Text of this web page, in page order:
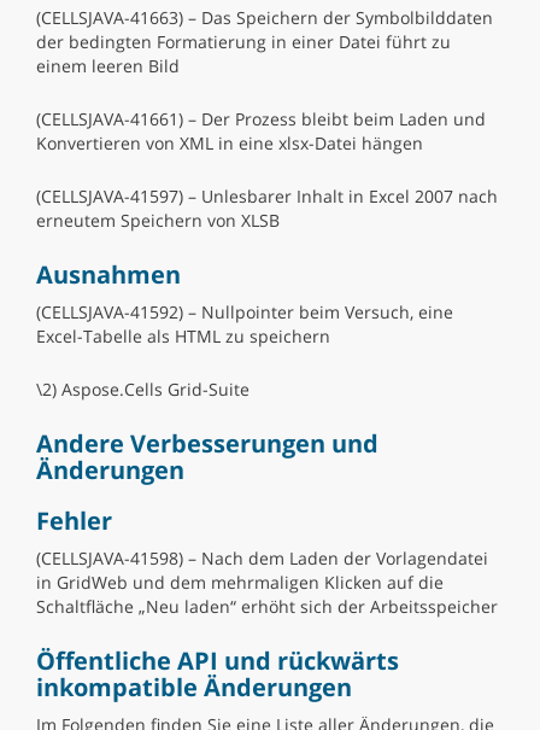
(CELLSJAVA-41663) – Das Speichern der Symbolbilddaten
der bedingten Formatierung in einer Datei führt zu
einem leeren Bild
(CELLSJAVA-41661) – Der Prozess bleibt beim Laden und
Konvertieren von XML in eine xlsx-Datei hängen
(CELLSJAVA-41597) – Unlesbarer Inhalt in Excel 2007 nach
erneutem Speichern von XLSB
Ausnahmen
(CELLSJAVA-41592) – Nullpointer beim Versuch, eine
Excel-Tabelle als HTML zu speichern
\2) Aspose.Cells Grid-Suite
Andere Verbesserungen und
Änderungen
Fehler
(CELLSJAVA-41598) – Nach dem Laden der Vorlagendatei
in GridWeb und dem mehrmaligen Klicken auf die
Schaltfläche „Neu laden“ erhöht sich der Arbeitsspeicher
Öffentliche API und rückwärts
inkompatible Änderungen
Im Folgenden finden Sie eine Liste aller Änderungen, die